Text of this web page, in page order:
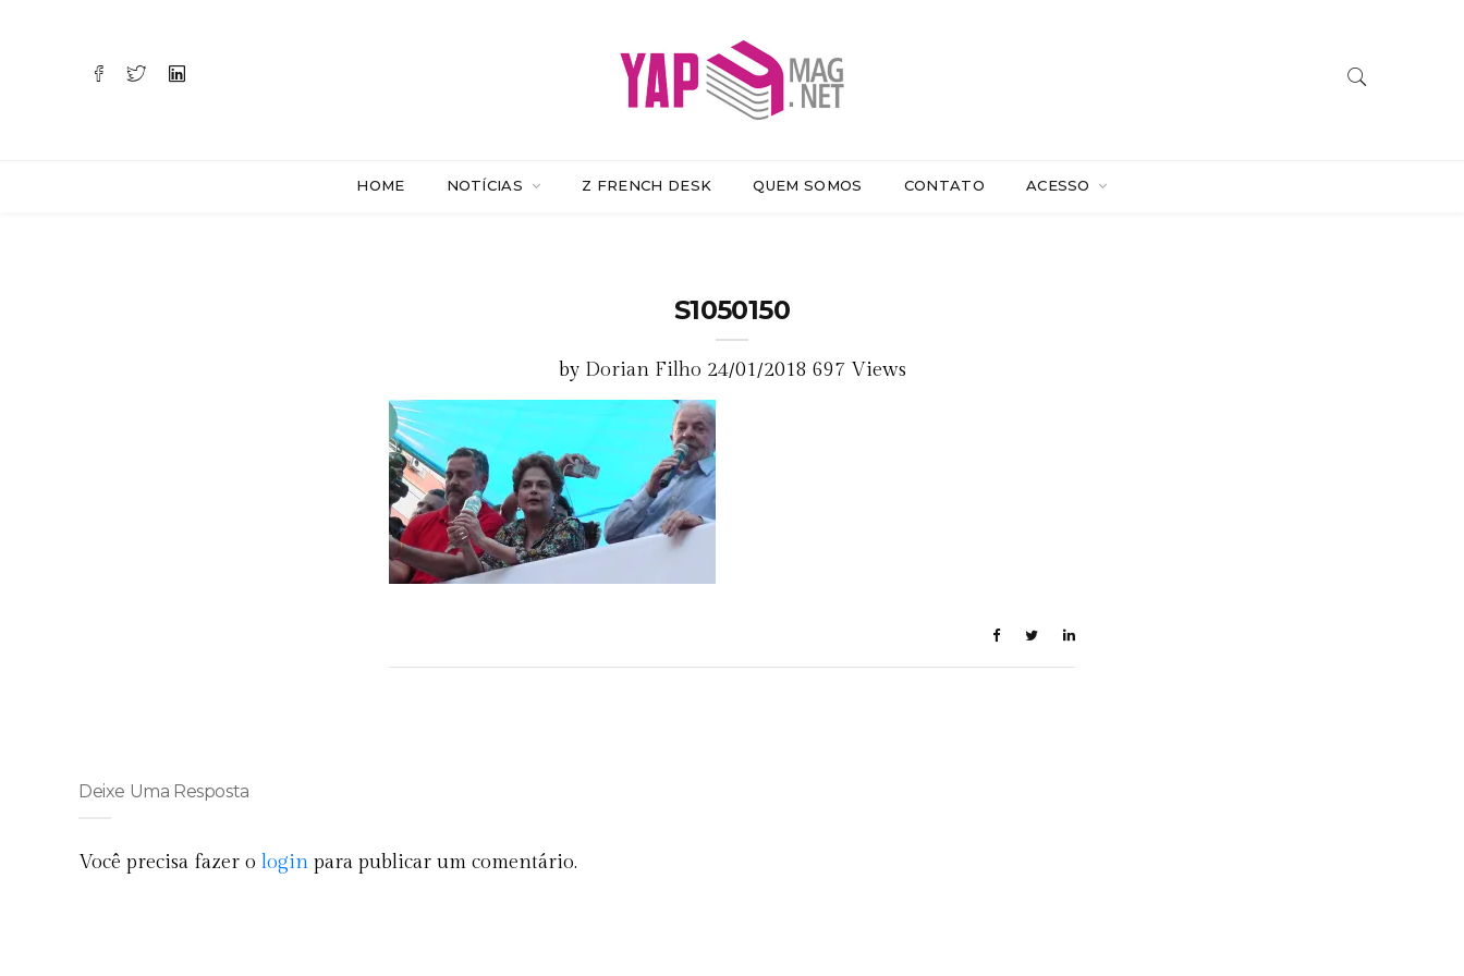
HOME NOTÍCIAS Z FRENCH DESK QUEM SOMOS CONTATO ACESSO
S1050150
by Dorian Filho 24/01/2018 697 Views
Deixe Uma Resposta
Você precisa fazer o login para publicar um comentário.